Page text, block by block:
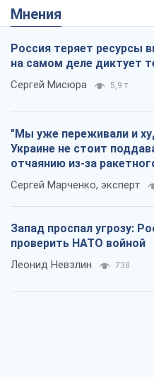
Мнения
Россия теряет ресурсы
на самом деле диктует
Сергей Мисюра 5,9 т.
"Мы уже переживали и
Украине не стоит
отчаянию из-за
Сергей Марченко, эксперт
Запад проспал угрозу:
проверить НАТО войной
Леонид Невзлин 738